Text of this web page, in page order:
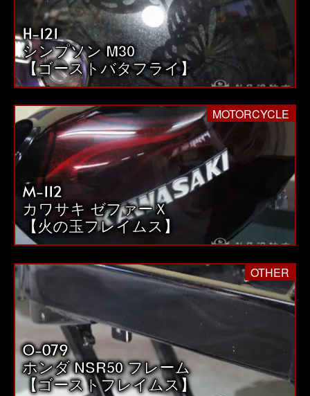
H-121
シンプソン M30
【ゴーストバタフライ】
MOTORCYCLE
M-112
カワサキ ゼファーＸ
【火の玉フレイムス】
OTHER
O-079
ホンダ NSR50 フレーム
【ゴーストフレイムス】